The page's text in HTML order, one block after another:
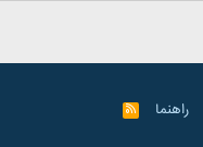
راهنما
R
S